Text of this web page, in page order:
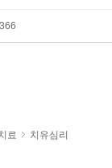
료 치유심리